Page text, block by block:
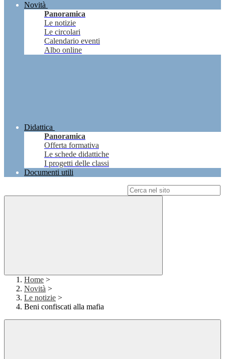
Novità
Panoramica
Le notizie
Le circolari
Calendario eventi
Albo online
Didattica
Panoramica
Offerta formativa
Le schede didattiche
I progetti delle classi
Documenti utili
Home >
Novità >
Le notizie >
Beni confiscati alla mafia